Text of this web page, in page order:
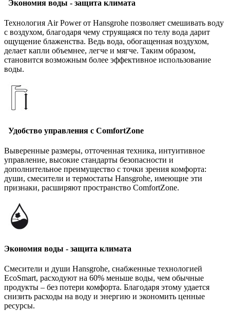
Экономия воды - защита климата
Технология Air Power от Hansgrohe позволяет смешивать воду
с воздухом, благодаря чему струящаяся по телу вода дарит
ощущение блаженства. Ведь вода, обогащенная воздухом,
делает капли объемнее, легче и мягче. Таким образом,
становится возможным более эффективное использование
воды.
Удобство управления с ComfortZone
Выверенные размеры, отточенная техника, интуитивное
управление, высокие стандарты безопасности и
дополнительное преимущество с точки зрения комфорта:
души, смесители и термостаты Hansgrohe, имеющие эти
признаки, расширяют пространство ComfortZone.
Экономия воды - защита климата
Смесители и души Hansgrohe, снабженные технологией
EcoSmart, расходуют на 60% меньше воды, чем обычные
продукты – без потери комфорта. Благодаря этому удается
снизить расходы на воду и энергию и экономить ценные
ресурсы.